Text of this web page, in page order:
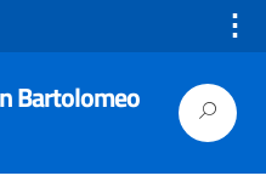
⋮
Bartolomeo